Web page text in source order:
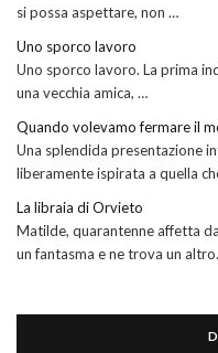
si possa aspettare, non …
Uno sporco lavoro
Uno sporco lavoro. La prima
una vecchia amica, …
Quando volevamo fermare il
Una splendida presentazione
liberamente ispirata a quella
La libraia di Orvieto
Matilde, quarantenne affetta
un fantasma e ne trova un